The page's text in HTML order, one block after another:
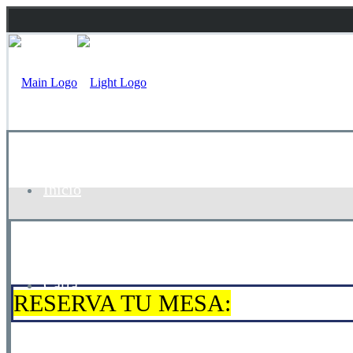
Inicio
Carta
RESERVA TU MESA: